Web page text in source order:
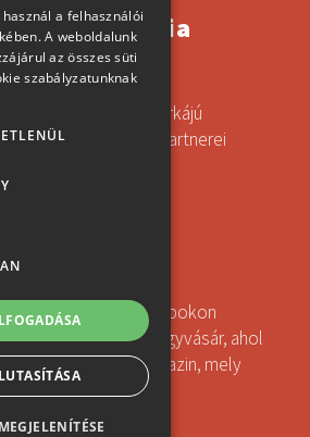
kerámia
CERACOTE márkájú
hivatalos partnerei
a
12. közötti napokon
Brünni Gépészeti Nagyvásár, ahol
a FAIRINZERT magazin, mely
hozzáférhető.
GERMAN
ENGLISH
a felhasználói
A weboldalunk
az összes süti
szabályzatunknak